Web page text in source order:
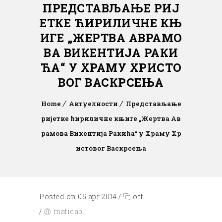
ПРЕДСТАВЉАЊЕ РИЈ
ЕТКЕ ЋИРИЛИЧНЕ КЊ
ИГЕ „ЖЕРТВА АВРАМО
ВА ВИКЕНТИЈА РАКИ
ЋА“ У ХРАМУ ХРИСТО
ВОГ ВАСКРСЕЊА
Home Актуелности
Представљање
ријетке ћириличне књиге „Жертва Ав
рамова Викентија Ракића“ у Храму Хр
истовог Васкрсења
Posted on 05 apr 2014 /
off
/
maticab